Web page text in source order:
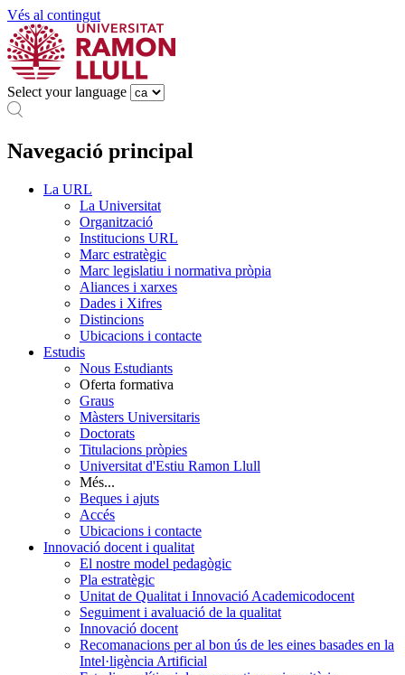
Vés al contingut
Select your language
Navegació principal
La URL
La Universitat
Organització
Institucions URL
Marc estratègic
Marc legislatiu i normativa pròpia
Aliances i xarxes
Dades i Xifres
Distincions
Ubicacions i contacte
Estudis
Nous Estudiants
Oferta formativa
Graus
Màsters Universitaris
Doctorats
Titulacions pròpies
Universitat d'Estiu Ramon Llull
Més...
Beques i ajuts
Accés
Ubicacions i contacte
Innovació docent i qualitat
El nostre model pedagògic
Pla estratègic
Unitat de Qualitat i Innovació Academicodocent
Seguiment i avaluació de la qualitat
Innovació docent
Recomanacions per al bon ús de les eines basades en la
Intel·ligència Artificial